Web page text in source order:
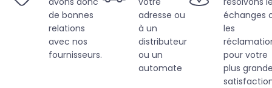
de bonnes
relations
avec nos
fournisseurs.
adresse ou
à un
distributeur
ou un
automate
échanges
les
pour votre
plus